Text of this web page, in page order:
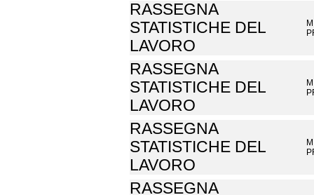
RASSEGNA
STATISTICHE DEL
LAVORO
RASSEGNA
STATISTICHE DEL
LAVORO
RASSEGNA
STATISTICHE DEL
LAVORO
RASSEGNA